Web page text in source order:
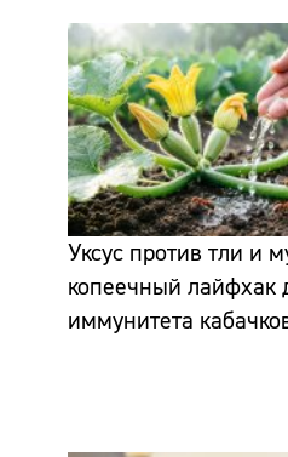
Уксус против тли и
копеечный лайфхак
иммунитета